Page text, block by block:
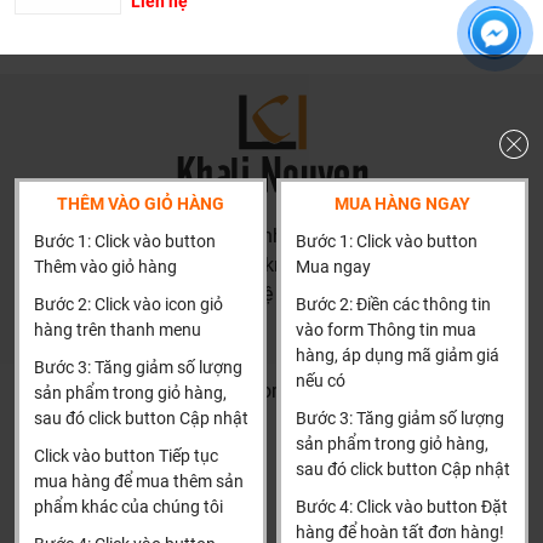
Dịch vụ riêng của Khali Nguyễn dành cho khách hàng:
Khảo sát công trình, để hỗ trợ khách hàng chọn sản
phẩm đúng và phù hợp cũng như đưa ra các lời
khuyên, chú ý, hoặc chỉ ra các vấn khổng ổn nếu có
hoàn toàn miễn phí.
THÊM VÀO GIỎ HÀNG
Bước 1: Click vào button
Thêm vào giỏ hàng
Bước 2: Click vào icon giỏ
hàng trên thanh menu
Bước 3: Tăng giảm số lượng
sản phẩm trong giỏ hàng,
sau đó click button Cập nhật
Click vào button Tiếp tục
mua hàng để mua thêm sản
phẩm khác của chúng tôi
MUA HÀNG NGAY
Bước 1: Click vào button
Mua ngay
Bước 2: Điền các thông tin
vào form Thông tin mua
hàng, áp dụng mã giảm giá
nếu có
Bước 3: Tăng giảm số lượng
sản phẩm trong giỏ hàng,
sau đó click button Cập nhật
Bước 4: Click vào button Đặt
hàng để hoàn tất đơn hàng!
HN: số 160 đường Văn Minh, Di Trạch, Hoài Đức, Hà Nội
(Cách đại học công nghiệp 1 km)
HCM và các tỉnh khác: Liên hệ hotline để được hướng dẫn
đặt hàng
Khalinguyen.vn@gmail.com
0904501766
Thông tin
Tìm đại lý & Hợp tác
Thông tin thêm
Hướng dẫn mua hàng